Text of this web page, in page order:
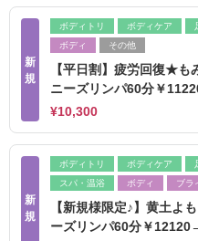
新
規
ボディトリ ボディケア
ボディ
その他
【平日割】疲労回復★も
ニーズリンパ60分￥
¥10,300
新
規
ボディトリ ボディケア
スパ・温浴
ボディ ブラ
【新規様限定♪】黄土よ
ーズリンパ60分￥